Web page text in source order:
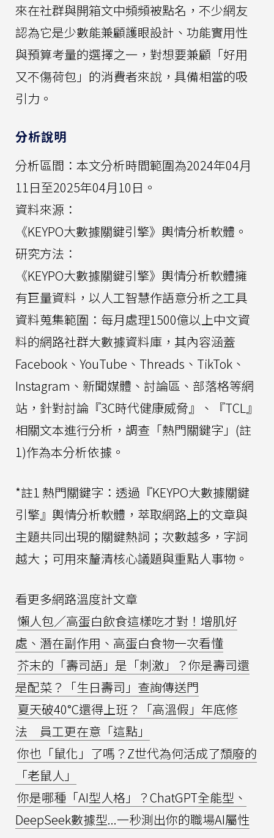
來在社群與開箱文中頻頻被點名，不少網友
認為它是少數能兼顧護眼設計、功能實用性
與預算考量的選擇之一，對想要兼顧「好用
又不傷荷包」的消費者來說，具備相當的吸
引力。
分析說明
分析區間：本文分析時間範圍為2024年04月
11日至2025年04月10日。
資料來源：
《KEYPO大數據關鍵引擎》輿情分析軟體。
研究方法：
《KEYPO大數據關鍵引擎》輿情分析軟體擁
有巨量資料，以人工智慧作語意分析之工具
資料蒐集範圍：每月處理1500億以上中文資
料的網路社群大數據資料庫，其內容涵蓋
Facebook、YouTube、Threads、TikTok、
Instagram、新聞媒體、討論區、部落格等網
站，針對討論『3C時代健康威脅』、『TCL』
相關文本進行分析，調查「熱門關鍵字」(註
1)作為本分析依據。
*註1 熱門關鍵字：透過『KEYPO大數據關鍵
引擎』輿情分析軟體，萃取網路上的文章與
主題共同出現的關鍵熱詞；次數越多，字詞
越大；可用來釐清核心議題與重點人事物。
看更多網路溫度計文章
懶人包／高蛋白飲食這樣吃才對！增肌好
處、潛在副作用、高蛋白食物一次看懂
芥末的「壽司語」是「刺激」？你是壽司還
是配菜？「生日壽司」查詢傳送門
夏天破40°C還得上班？「高溫假」年底修
法 員工更在意「這點」
你也「鼠化」了嗎？Z世代為何活成了頹廢的
「老鼠人」
你是哪種「AI型人格」？ChatGPT全能型、
DeepSeek數據型...一秒測出你的職場AI屬性